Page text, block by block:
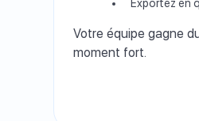
Exportez en
Votre équipe gagne
moment fort.